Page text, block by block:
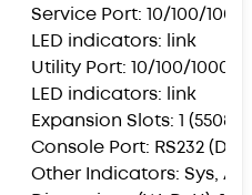
Service Port: 10/100/
LED indicators: link
Utility Port: 10/100/1000
LED indicators: link
Expansion Slots: 1 (5508)
Console Port: RS232
Other Indicators: Sys,